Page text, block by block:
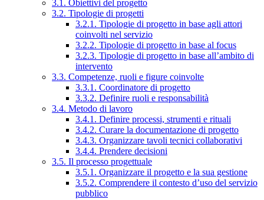
3.1. Obiettivi del progetto
3.2. Tipologie di progetti
3.2.1. Tipologie di progetto in base agli attori
coinvolti nel servizio
3.2.2. Tipologie di progetto in base al focus
3.2.3. Tipologie di progetto in base all’ambito di
intervento
3.3. Competenze, ruoli e figure coinvolte
3.3.1. Coordinatore di progetto
3.3.2. Definire ruoli e responsabilità
3.4. Metodo di lavoro
3.4.1. Definire processi, strumenti e rituali
3.4.2. Curare la documentazione di progetto
3.4.3. Organizzare tavoli tecnici collaborativi
3.4.4. Prendere decisioni
3.5. Il processo progettuale
3.5.1. Organizzare il progetto e la sua gestione
3.5.2. Comprendere il contesto d’uso del servizio
pubblico